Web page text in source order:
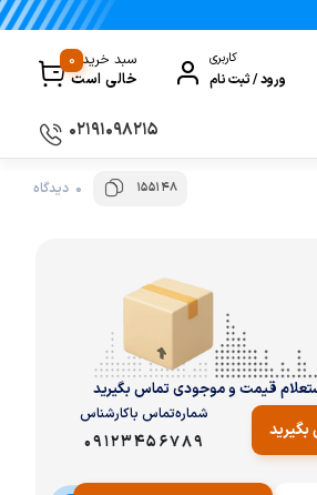
کاربری
ورود / ثبت نام
سبد خرید
خالی است
0
ظروف سرو و پذیرایی
ظروف نگهداری
کتری و قوری
کلمن و فلاسک
۰۲۱۹۱۰۹۸۲۱۵
155148 0 دیدگاه
قیمت و موجودی تماس بگیرید
شماره‌تماس‌ با‌کارشناس
09123456789